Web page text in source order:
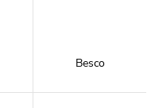
Besco